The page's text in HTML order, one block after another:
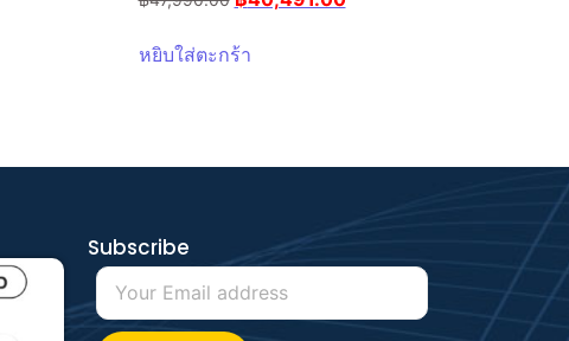
หยิบใส่ตะกร้า
Subscribe